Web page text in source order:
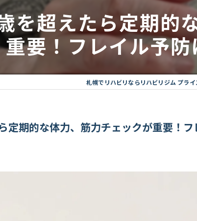
トレーニングについて
インソール（足底板）作成
美顔鍼×整体でトータルヘルス
リハビリジムの効果
を超えたら定期的
重要！フレイル予防
札幌でリハビリならリハビリジム プライ
定期的な体力、筋力チェックが重要！